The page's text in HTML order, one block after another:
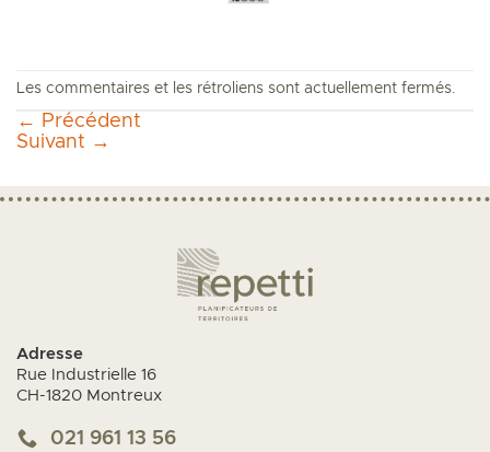
Les commentaires et les rétroliens sont actuellement fermés.
← Précédent
Suivant →
Adresse
Rue Industrielle 16
CH-1820 Montreux
021 961 13 56